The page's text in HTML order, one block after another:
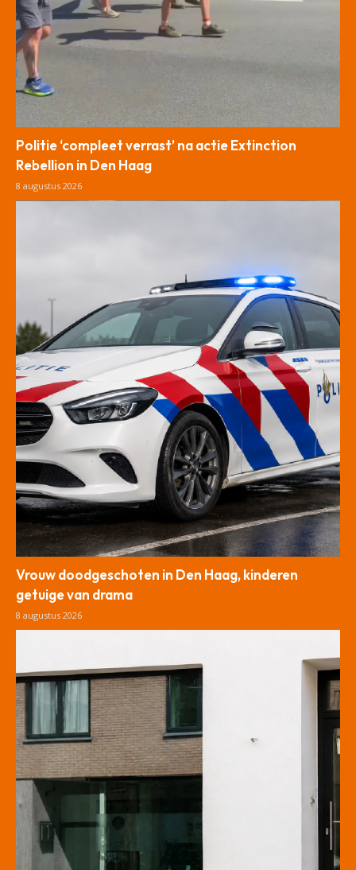
Politie ‘compleet verrast’ na actie Extinction
Rebellion in Den Haag
8 augustus 2026
Vrouw doodgeschoten in Den Haag, kinderen
getuige van drama
8 augustus 2026